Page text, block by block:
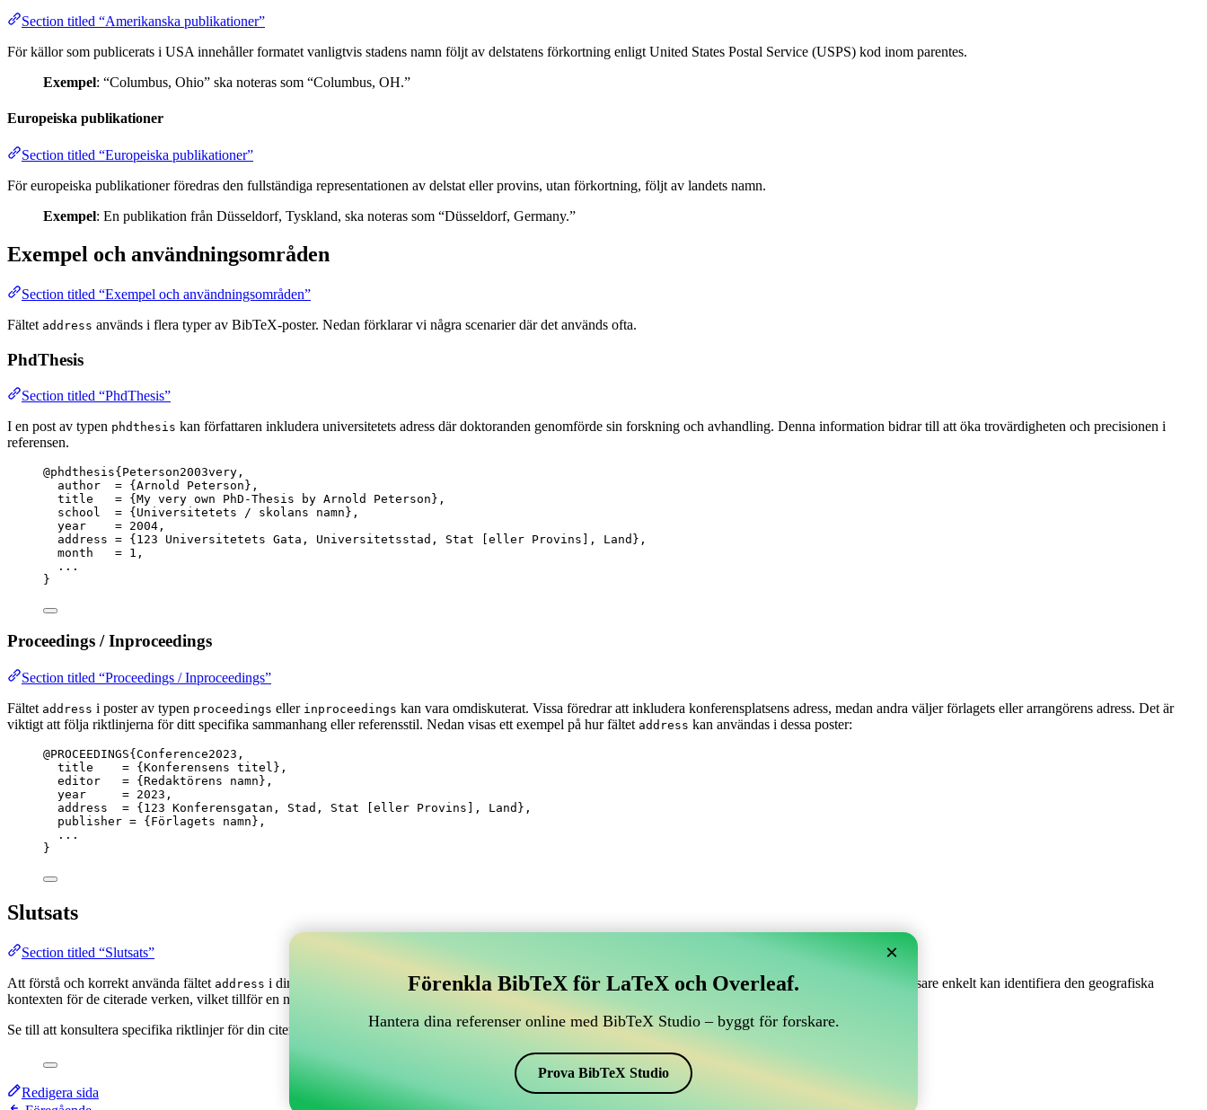
Section titled “Amerikanska publikationer”
För källor som publicerats i USA innehåller formatet vanligtvis stadens namn följt av delstatens förkortning enligt United States Postal Service (USPS) kod inom parentes.
Exempel: “Columbus, Ohio” ska noteras som “Columbus, OH.”
Europeiska publikationer
Section titled “Europeiska publikationer”
För europeiska publikationer föredras den fullständiga representationen av delstat eller provins, utan förkortning, följt av landets namn.
Exempel: En publikation från Düsseldorf, Tyskland, ska noteras som “Düsseldorf, Germany.”
Exempel och användningsområden
Section titled “Exempel och användningsområden”
Fältet address används i flera typer av BibTeX-poster. Nedan förklarar vi några scenarier där det används ofta.
PhdThesis
Section titled “PhdThesis”
I en post av typen phdthesis kan författaren inkludera universitetets adress där doktoranden genomförde sin forskning och avhandling. Denna information bidrar till att öka trovärdigheten och precisionen i
referensen.
@phdthesis{Peterson2003very,
author
  =
{ Arnold Peterson } ,
title
   =
{ My very own PhD-Thesis by Arnold Peterson } ,
school
  =
{ Universitetets / skolans namn } ,
year
    =
2004 ,
address = { 123 Universitetets Gata, Universitetsstad, Stat [eller Provins], Land } ,
month
   =
1 ,
...
}
Proceedings / Inproceedings
Section titled “Proceedings / Inproceedings”
Fältet address i poster av typen proceedings eller inproceedings kan vara omdiskuterat. Vissa föredrar att inkludera konferensplatsens adress, medan andra väljer förlagets eller arrangörens adress. Det är
viktigt att följa riktlinjerna för ditt specifika sammanhang eller referensstil. Nedan visas ett exempel på hur fältet address kan användas i dessa poster:
@PROCEEDINGS{Conference2023,
title
    =
{Konferensens titel } ,
editor
   =
{Redaktörens namn} ,
year
     =
2023 ,
address
  =
{123 Konferensgatan, Stad, Stat [eller Provins], Land } ,
publisher = {Förlagets namn} ,
...
}
Slutsats
Section titled “Slutsats”
Att förstå och korrekt använda fältet address i dina BibTeX-poster kan avsevärt förbättra tydligheten och fullständigheten i dina referenser. Det säkerställer att läsare enkelt kan identifiera den geografiska
kontexten för de citerade verken, vilket tillför en nivå av autenticitet och tillförlitlighet till ditt dokument.
Se till att konsultera specifika riktlinjer för din citeringsstil eller institutionens krav för att använda fältetaddresspå ett effektivt sätt.
Redigera sida
×
Förenkla BibTeX för LaTeX och Overleaf.
Hantera dina referenser online med BibTeX Studio – byggt för forskare.
Prova BibTeX Studio